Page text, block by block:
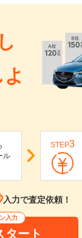
よ
ル
STEP3
入力で査定依頼！
入力
タート